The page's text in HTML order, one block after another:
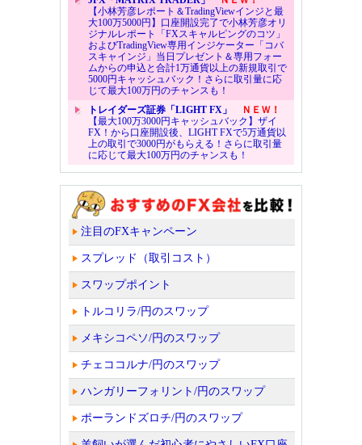
【小林芳彦レポート＆TradingViewインジと最
大100万5000円】口座開設完了で小林芳彦オリ
ジナルレポート「FXスキャルピングのコツ」
およびTradingView専用インジケーター「コバ
スキャインジ」当日プレゼント＆専用フォー
ムからの申込と合計1万通貨以上の新規取引で
5000円キャッシュバック！さらに取引量に応
じて最大100万円のチャンスも！
トレイダーズ証券「LIGHT FX」
ＮＥＷ！
【最大100万3000円キャッシュバック】ザイ
FX！から口座開設後、LIGHT FXで5万通貨以
上の取引で3000円がもらえる！さらに取引量
に応じて最大100万円のチャンスも！
注目のFXキャンペーン
スプレッド（取引コスト）
スワップポイント
トルコリラ/円のスワップ
メキシコペソ/円のスワップ
チェココルナ/円のスワップ
ハンガリーフォリント/円のスワップ
ポーランドズロチ/円のスワップ